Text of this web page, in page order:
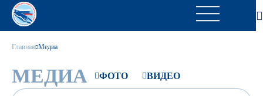
Главная Медиа
МЕДИА ФОТО ВИДЕО